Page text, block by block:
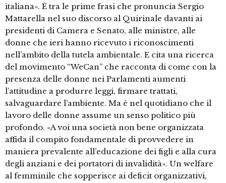
italiana». È tra le prime frasi che pronuncia Sergio
Mattarella nel suo discorso al Quirinale davanti ai
presidenti di Camera e Senato, alle ministre, alle
donne che ieri hanno ricevuto i riconoscimenti
nell’ambito della tutela ambientale. E cita una ricerca
del movimento “WeCan” che racconta di come con la
presenza delle donne nei Parlamenti aumenti
l’attitudine a produrre leggi, firmare trattati,
salvaguardare l’ambiente. Ma è nel quotidiano che il
lavoro delle donne assume un senso politico più
profondo. «A voi una società non bene organizzata
affida il compito fondamentale di provvedere in
maniera prevalente all’educazione dei figli e alla cura
degli anziani e dei portatori di invalidità». Un welfare
al femminile che sopperisce ai deficit organizzativi,